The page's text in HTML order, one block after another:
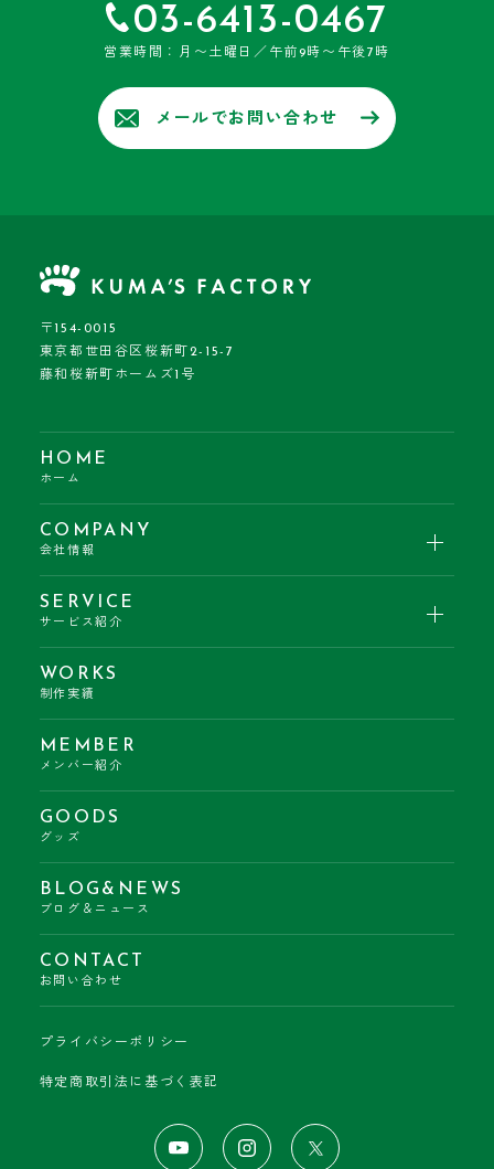
03-6413-0467
営業時間：月〜土曜日／午前9時〜午後7時
メールでお問い合わせ
〒154-0015
東京都世田谷区桜新町2-15-7
藤和桜新町ホームズ1号
HOME
ホーム
COMPANY
会社情報
SERVICE
サービス紹介
WORKS
制作実績
MEMBER
メンバー紹介
GOODS
グッズ
BLOG&NEWS
ブログ＆ニュース
CONTACT
お問い合わせ
プライバシーポリシー
特定商取引法に基づく表記